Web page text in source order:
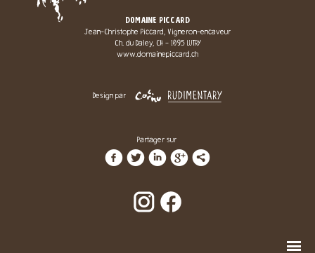
DOMAINE PICCARD
Jean-Christophe Piccard, Vigneron-encaveur
Ch. du Daley, CH - 1095 LUTRY
www.domainepiccard.ch
Design par
Partager sur
ftigl
n